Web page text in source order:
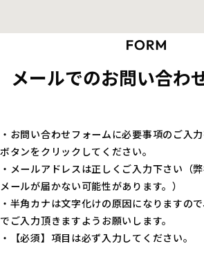
メールでのお問い合わ
・お問い合わせフォームに必要事項のご入
ボタンをクリックしてください。
・メールアドレスは正しくご入力下さい（
メールが届かない可能性があります。）
・半角カナは文字化けの原因になりますの
でご入力頂きますようお願いします。
・【必須】項目は必ず入力してください。